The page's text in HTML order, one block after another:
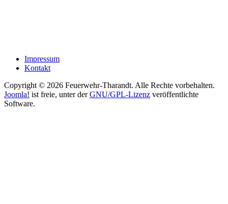
Impressum
Kontakt
Copyright © 2026 Feuerwehr-Tharandt. Alle Rechte vorbehalten.
Joomla! ist freie, unter derGNU/GPL-Lizenz veröffentlichte
Software.